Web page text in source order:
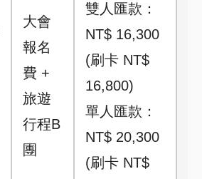
大會
報名
費 +
旅遊
行程B
團
雙人匯款：
NT$ 16,300
(刷卡 NT$
16,800)
單人匯款：
NT$ 20,300
(刷卡 NT$